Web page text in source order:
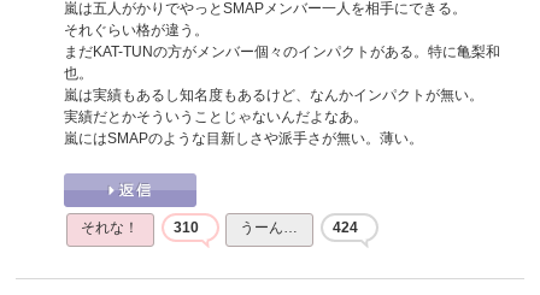
嵐は五人がかりでやっとSMAPメンバー一人を相手にできる。
それぐらい格が違う。
まだKAT-TUNの方がメンバー個々のインパクトがある。特に亀梨和
也。
嵐は実績もあるし知名度もあるけど、なんかインパクトが無い。
実績だとかそういうことじゃないんだよなあ。
嵐にはSMAPのような目新しさや派手さが無い。薄い。
それな！ 310 うーん… 424